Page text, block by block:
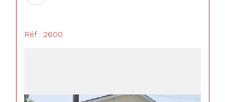
Réf : 2600